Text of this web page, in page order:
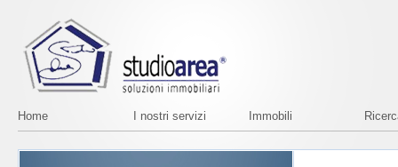
Home I nostri servizi Immobili